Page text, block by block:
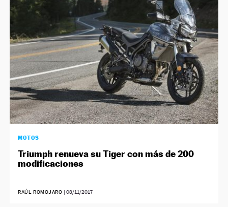
MOTOS
Triumph renueva su Tiger con más de 200
modificaciones
RAÚL ROMOJARO | 08/11/2017